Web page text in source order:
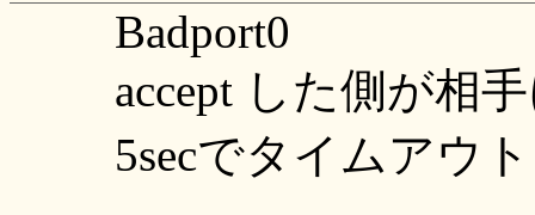
Badport0
accept した側が相
5secでタイムアウ